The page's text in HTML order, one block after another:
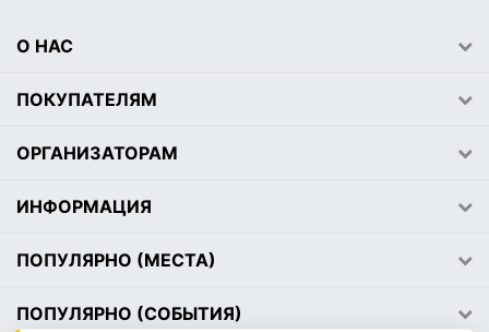
О НАС
ПОКУПАТЕЛЯМ
ОРГАНИЗАТОРАМ
ИНФОРМАЦИЯ
ПОПУЛЯРНО (МЕСТА)
ПОПУЛЯРНО (СОБЫТИЯ)